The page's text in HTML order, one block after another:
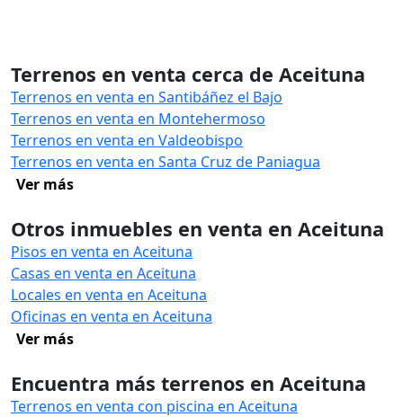
Terrenos en venta cerca de Aceituna
Terrenos en venta en Santibáñez el Bajo
Terrenos en venta en Montehermoso
Terrenos en venta en Valdeobispo
Terrenos en venta en Santa Cruz de Paniagua
Ver más
Otros inmuebles en venta en Aceituna
Pisos en venta en Aceituna
Casas en venta en Aceituna
Locales en venta en Aceituna
Oficinas en venta en Aceituna
Ver más
Encuentra más terrenos en Aceituna
Terrenos en venta con piscina en Aceituna